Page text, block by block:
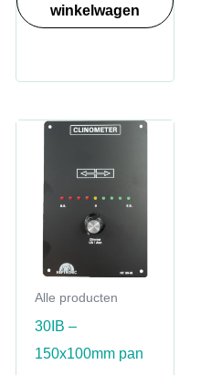
winkelwagen
Alle producten
30IB –
150x100mm pan